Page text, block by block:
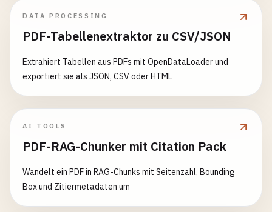
DATA PROCESSING
PDF-Tabellenextraktor zu CSV/JSON
Extrahiert Tabellen aus PDFs mit OpenDataLoader und
exportiert sie als JSON, CSV oder HTML
AI TOOLS
PDF-RAG-Chunker mit Citation Pack
Wandelt ein PDF in RAG-Chunks mit Seitenzahl, Bounding
Box und Zitiermetadaten um